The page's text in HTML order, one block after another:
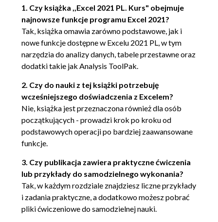
Podsumowanie (44)
Rozdział 3. Eliminacja niebezpieczeństwa utraty
danych (45)
To, co najcenniejsze (46)
Przykłady (47)
Data i godzina zapisu modyfikacji pliku
(47)
Wyszukiwanie najnowszego pliku (50)
Podsumowanie (52)
Rozdział 4. Jak oszczędzać czas (53)
Opcje ogólne (54)
Opcje edycji (57)
Opcje wyświetlania (57)
Autozapisywanie (58)
1. Czy książka ,,Excel 2021 PL. Kurs" obejmuje
najnowsze funkcje programu Excel 2021?
Tak, książka omawia zarówno podstawowe, jak i
nowe funkcje dostępne w Excelu 2021 PL, w tym
narzędzia do analizy danych, tabele przestawne oraz
dodatki takie jak Analysis ToolPak.
2. Czy do nauki z tej książki potrzebuję
wcześniejszego doświadczenia z Excelem?
Nie, książka jest przeznaczona również dla osób
początkujących - prowadzi krok po kroku od
podstawowych operacji po bardziej zaawansowane
funkcje.
3. Czy publikacja zawiera praktyczne ćwiczenia
lub przykłady do samodzielnego wykonania?
Tak, w każdym rozdziale znajdziesz liczne przykłady
i zadania praktyczne, a dodatkowo możesz pobrać
pliki ćwiczeniowe do samodzielnej nauki.